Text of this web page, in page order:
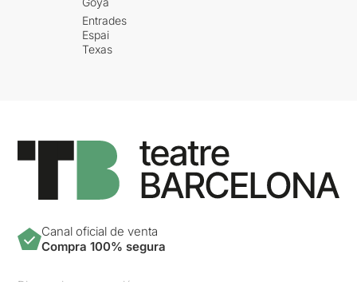
Entrades
Espai
Texas
Canal oficial de venta
Compra 100% segura